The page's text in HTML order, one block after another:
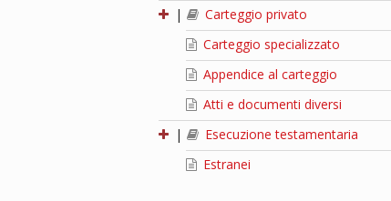
|
Carteggio privato
Carteggio specializzato
Appendice al carteggio
Atti e documenti diversi
|
Esecuzione testamentaria
Estranei